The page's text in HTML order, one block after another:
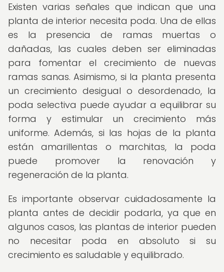
Existen varias señales que indican que una
planta de interior necesita poda. Una de ellas
es la presencia de ramas muertas o
dañadas, las cuales deben ser eliminadas
para fomentar el crecimiento de nuevas
ramas sanas. Asimismo, si la planta presenta
un crecimiento desigual o desordenado, la
poda selectiva puede ayudar a equilibrar su
forma y estimular un crecimiento más
uniforme. Además, si las hojas de la planta
están amarillentas o marchitas, la poda
puede promover la renovación y
regeneración de la planta.
Es importante observar cuidadosamente la
planta antes de decidir podarla, ya que en
algunos casos, las plantas de interior pueden
no necesitar poda en absoluto si su
crecimiento es saludable y equilibrado.